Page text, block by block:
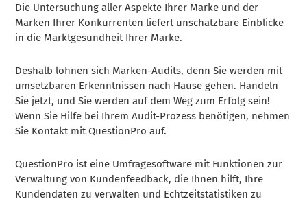
Die Untersuchung aller Aspekte Ihrer Marke und der
Marken Ihrer Konkurrenten liefert unschätzbare Einblicke
in die Marktgesundheit Ihrer Marke.
Deshalb lohnen sich Marken-Audits, denn Sie werden mit
umsetzbaren Erkenntnissen nach Hause gehen. Handeln
Sie jetzt, und Sie werden auf dem Weg zum Erfolg sein!
Wenn Sie Hilfe bei Ihrem Audit-Prozess benötigen, nehmen
Sie Kontakt mit QuestionPro auf.
QuestionPro ist eine Umfragesoftware mit Funktionen zur
Verwaltung von Kundenfeedback, die Ihnen hilft, Ihre
Kundendaten zu verwalten und Echtzeitstatistiken zu